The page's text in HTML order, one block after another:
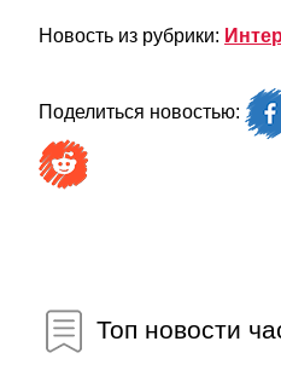
Новость из рубрики:
Поделиться новостью:
Топ новости